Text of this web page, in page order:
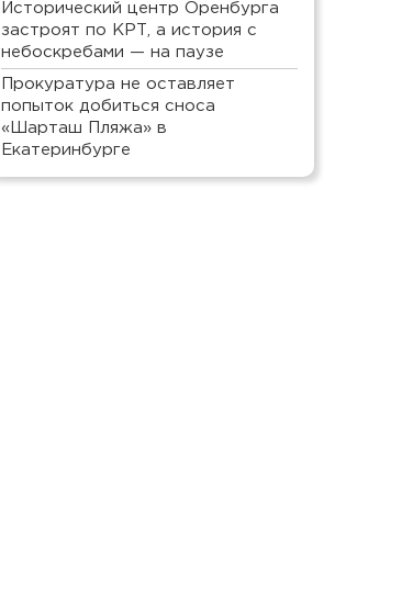
Исторический центр Оренбурга
застроят по КРТ, а история с
небоскребами — на паузе
Прокуратура не оставляет
попыток добиться сноса
«Шарташ Пляжа» в
Екатеринбурге